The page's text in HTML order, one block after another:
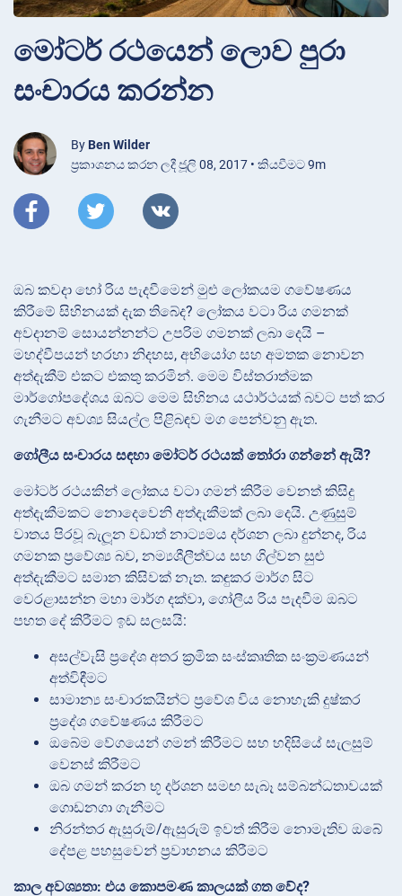
මෝටර් රථයෙන් ලොව පුරා
සංචාරය කරන්න
By Ben Wilder
ප්‍රකාශනය කරන ලදී ජූලි 08, 2017 • කියවීමට 9m
ඔබ කවදා හෝ රිය පැදවීමෙන් මුළු ලෝකයම ගවේෂණය
කිරීමේ සිහිනයක් දැක තිබේද? ලෝකය වටා රිය ගමනක්
අවදානම් සොයන්නන්ට උපරිම ගමනක් ලබා දෙයි –
මහද්වීපයන් හරහා නිදහස, අභියෝග සහ අමතක නොවන
අත්දැකීම් එකට එකතු කරමින්. මෙම විස්තරාත්මක
මාර්ගෝපදේශය ඔබට මෙම සිහිනය යථාර්ථයක් බවට පත් කර
ගැනීමට අවශ්‍ය සියල්ල පිළිබඳව මග පෙන්වනු ඇත.
ගෝලීය සංචාරය සඳහා මෝටර් රථයක් තෝරා ගන්නේ ඇයි?
මෝටර් රථයකින් ලෝකය වටා ගමන් කිරීම වෙනත් කිසිදු
අත්දැකීමකට නොදෙවෙනි අත්දැකීමක් ලබා දෙයි. උණුසුම්
වාතය පිරවූ බැලූන වඩාත් නාට්‍යමය දර්ශන ලබා දුන්නද, රිය
ගමනක ප්‍රවේශ්‍ය බව, නම්‍යශීලීත්වය සහ ගිල්වන සුළු
අත්දැකීමට සමාන කිසිවක් නැත. කඳුකර මාර්ග සිට
වෙරළාසන්න මහා මාර්ග දක්වා, ගෝලීය රිය පැදවීම ඔබට
පහත දේ කිරීමට ඉඩ සලසයි:
අසල්වැසි ප්‍රදේශ අතර ක්‍රමික සංස්කෘතික සංක්‍රමණයන්
අත්විඳීමට
සාමාන්‍ය සංචාරකයින්ට ප්‍රවේශ විය නොහැකි දුෂ්කර
ප්‍රදේශ ගවේෂණය කිරීමට
ඔබේම වේගයෙන් ගමන් කිරීමට සහ හදිසියේ සැලසුම්
වෙනස් කිරීමට
ඔබ ගමන් කරන භූ දර්ශන සමඟ සැබෑ සම්බන්ධතාවයක්
ගොඩනගා ගැනීමට
නිරන්තර ඇසුරුම්/ඇසුරුම් ඉවත් කිරීම නොමැතිව ඔබේ
දේපළ පහසුවෙන් ප්‍රවාහනය කිරීමට
කාල අවශ්‍යතා: එය කොපමණ කාලයක් ගත වේද?